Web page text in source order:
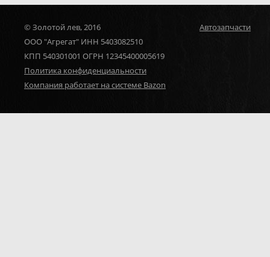
© Золотой лев, 2016
ООО "Агрегат" ИНН 5403082510
КПП 540301001 ОГРН 12345400005619
Политика конфиденциальности
Компания работает на системе Bazon
Автозапчасти